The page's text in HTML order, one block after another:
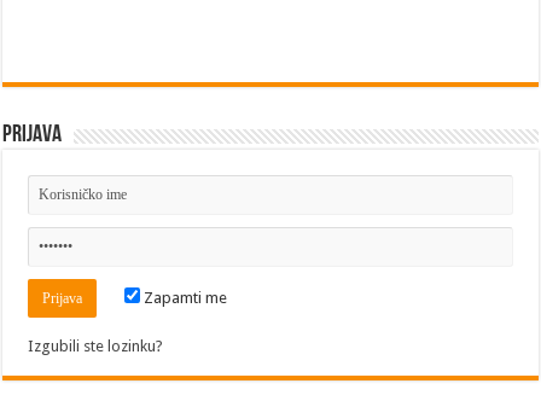
Prijava
Zapamti me
Izgubili ste lozinku?